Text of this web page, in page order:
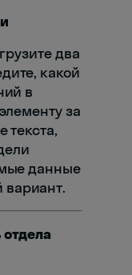
два
какой
в
за
текста,
данные